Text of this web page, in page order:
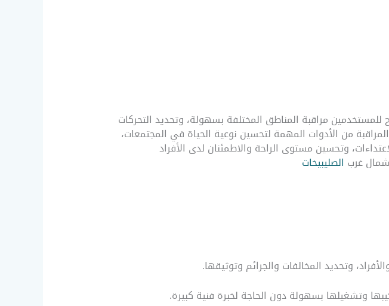
للمستخدمين مراقبة المناطق المختلفة بسهولة، وتحديد التحركات
من الأدوات المهمة لتحسين نوعية الحياة في المجتمعات،
وتحسين مستوى الراحة والاطمئنان لدى الأفراد
الصليبيخات